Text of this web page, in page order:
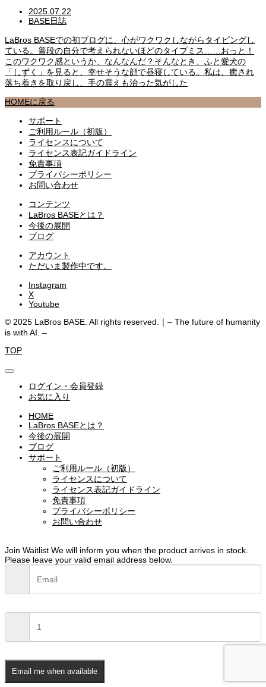
2025.07.22
BASE日誌
LaBros BASEでの初ブログに、心がワクワクしながらタイピングし
ている。普段の自分で考えられないほどのタイプミス……おっと！
このワクワク感というか、なんなんだ？そんなとき、ふと愛犬の
「しずく」を見ると、幸せそうな顔で昼寝している。私は、癒され
落ち着きを取り戻し、手の震えも治った気がした
HOMEに戻る
サポート
ご利用ルール（初版）
ライセンスについて
ライセンス表記ガイドライン
免責事項
プライバシーポリシー
お問い合わせ
コンテンツ
LaBros BASEとは？
今後の展開
ブログ
アカウント
ただいま製作中です。
Instagram
X
Youtube
© 2025 LaBros BASE. All rights reserved.｜– The future of humanity
is with AI. –
TOP
ログイン・会員登録
お気に入り
HOME
LaBros BASEとは？
今後の展開
ブログ
サポート
ご利用ルール（初版）
ライセンスについて
ライセンス表記ガイドライン
免責事項
プライバシーポリシー
お問い合わせ
Join Waitlist We will inform you when the product arrives in stock.
Please leave your valid email address below.
Email me when available